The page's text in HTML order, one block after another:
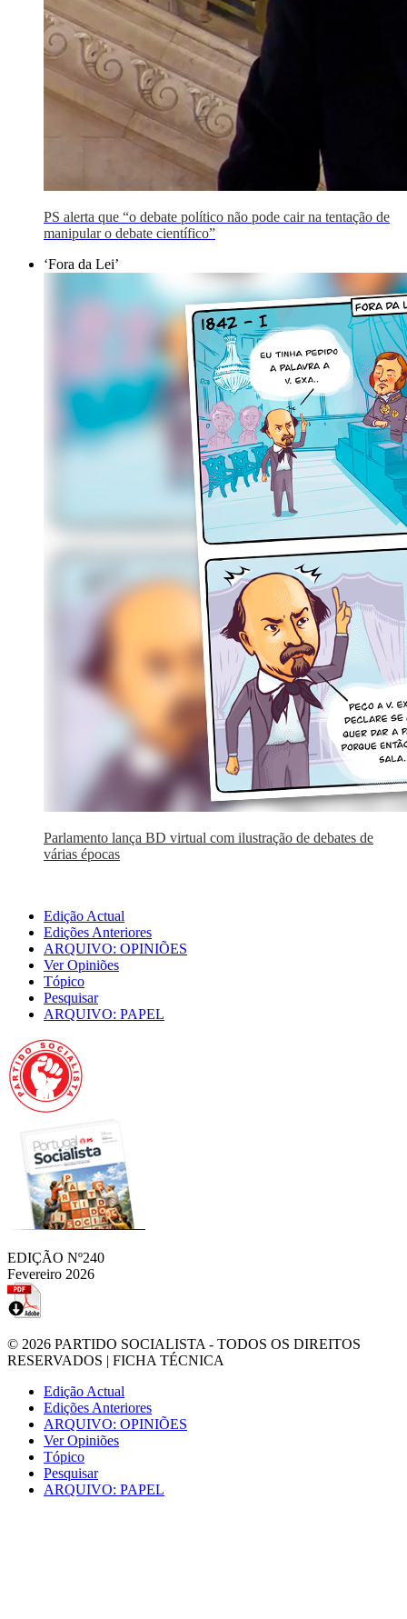
PS alerta que “o debate político não pode cair na tentação de
manipular o debate científico”
‘Fora da Lei’
Parlamento lança BD virtual com ilustração de debates de
várias épocas
Edição Actual
Edições Anteriores
ARQUIVO: OPINIÕES
Ver Opiniões
Tópico
Pesquisar
ARQUIVO: PAPEL
EDIÇÃO Nº240
Fevereiro 2026
© 2026 PARTIDO SOCIALISTA - TODOS OS DIREITOS
RESERVADOS | FICHA TÉCNICA
Edição Actual
Edições Anteriores
ARQUIVO: OPINIÕES
Ver Opiniões
Tópico
Pesquisar
ARQUIVO: PAPEL